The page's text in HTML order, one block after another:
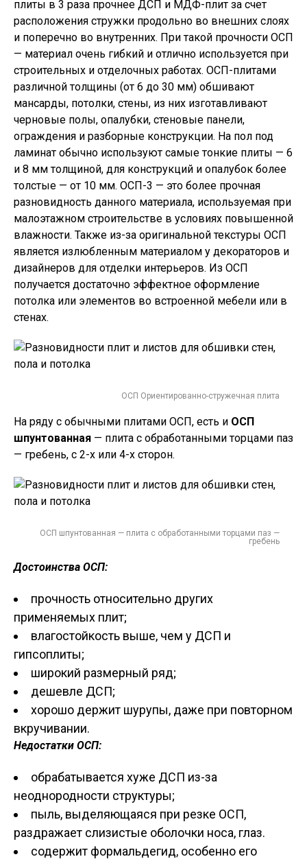
плиты в 3 раза прочнее ДСП и МДФ-плит за счет
расположения стружки продольно во внешних слоях
и поперечно во внутренних. При такой прочности ОСП
— материал очень гибкий и отлично используется при
строительных и отделочных работах. ОСП-плитами
различной толщины (от 6 до 30 мм) обшивают
мансарды, потолки, стены, из них изготавливают
черновые полы, опалубки, стеновые панели,
ограждения и разборные конструкции. На пол под
ламинат обычно используют самые тонкие плиты — 6
и 8 мм толщиной, для конструкций и опалубок более
толстые — от 10 мм. ОСП-3 — это более прочная
разновидность данного материала, используемая при
малоэтажном строительстве в условиях повышенной
влажности. Также из-за оригинальной текстуры ОСП
является излюбленным материалом у декораторов и
дизайнеров для отделки интерьеров. Из ОСП
получается достаточно эффектное оформление
потолка или элементов во встроенной мебели или в
стенах.
ОСП Ориентированно-стружечная плита
На ряду с обычными плитами ОСП, есть и ОСП
шпунтованная — плита с обработанными торцами паз
— гребень, с 2-х или 4-х сторон.
ОСП шпунтованная — плита с обработанными торцами паз —
гребень
Достоинства ОСП:
прочность относительно других
применяемых плит;
влагостойкость выше, чем у ДСП и
гипсоплиты;
широкий размерный ряд;
дешевле ДСП;
хорошо держит шурупы, даже при повторном
вкручивании.
Недостатки ОСП:
обрабатывается хуже ДСП из-за
неоднородности структуры;
пыль, выделяющаяся при резке ОСП,
раздражает слизистые оболочки носа, глаз.
содержит формальдегид, особенно его